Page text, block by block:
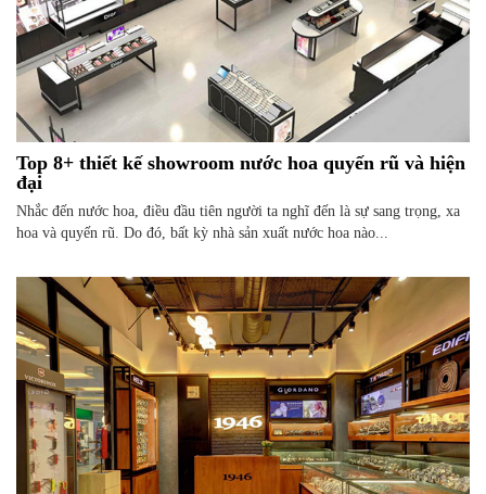
Top 8+ thiết kế showroom nước hoa quyến rũ và hiện
đại
Nhắc đến nước hoa, điều đầu tiên người ta nghĩ đến là sự sang trọng, xa
hoa và quyến rũ. Do đó, bất kỳ nhà sản xuất nước hoa nào...